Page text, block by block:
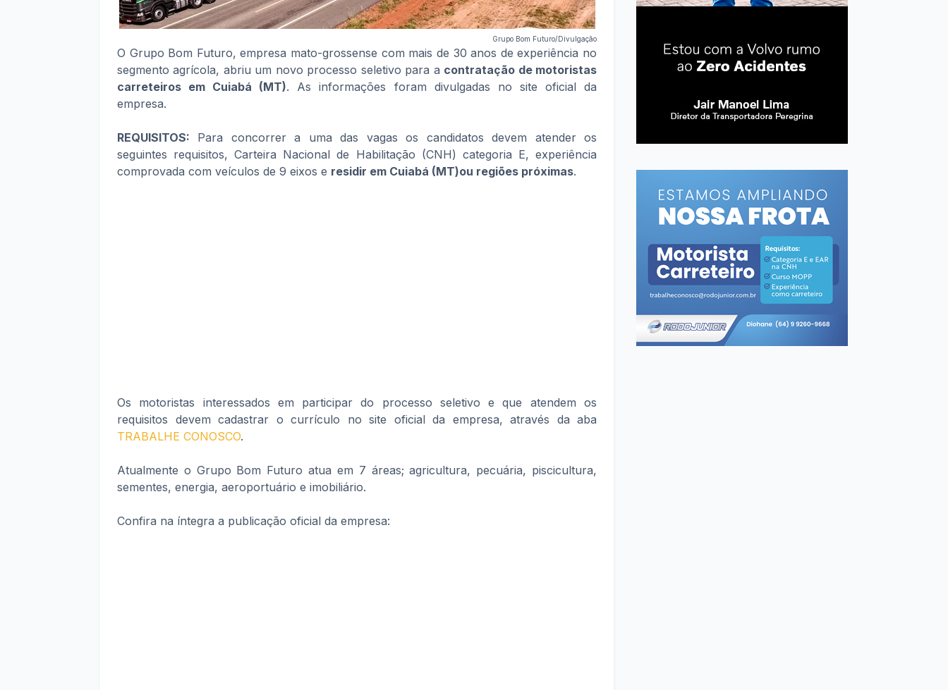
Grupo Bom Futuro/Divulgação
O Grupo Bom Futuro, empresa mato-grossense com mais de 30 anos de experiência no
segmento agrícola, abriu um novo processo seletivo para a contratação de motoristas
carreteiros em Cuiabá (MT). As informações foram divulgadas no site oficial da
empresa.
REQUISITOS: Para concorrer a uma das vagas os candidatos devem atender os
seguintes requisitos, Carteira Nacional de Habilitação (CNH) categoria E, experiência
comprovada com veículos de 9 eixos e residir em Cuiabá (MT)ou regiões próximas.
Os motoristas interessados em participar do processo seletivo e que atendem os
requisitos devem cadastrar o currículo no site oficial da empresa, através da aba
TRABALHE CONOSCO.
Atualmente o Grupo Bom Futuro atua em 7 áreas; agricultura, pecuária, piscicultura,
sementes, energia, aeroportuário e imobiliário.
Confira na íntegra a publicação oficial da empresa: